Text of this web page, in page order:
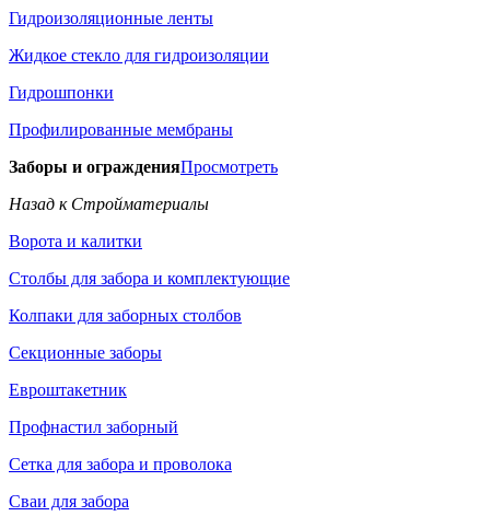
Гидроизоляционные ленты
Жидкое стекло для гидроизоляции
Гидрошпонки
Профилированные мембраны
Заборы и огражденияПросмотреть
Назад к Стройматериалы
Ворота и калитки
Столбы для забора и комплектующие
Колпаки для заборных столбов
Секционные заборы
Евроштакетник
Профнастил заборный
Сетка для забора и проволока
Сваи для забора